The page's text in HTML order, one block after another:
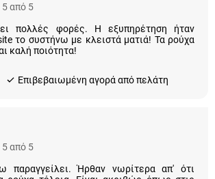
5 από 5
πολλές φορές. Η εξυπηρέτηση ήταν
το συστήνω με κλειστά ματιά! Τα ρούχα
καλή ποιότητα!
Eπιβεβαιωμένη αγορά από πελάτη
5 από 5
παραγγείλει. Ήρθαν νωρίτερα απ' ότι